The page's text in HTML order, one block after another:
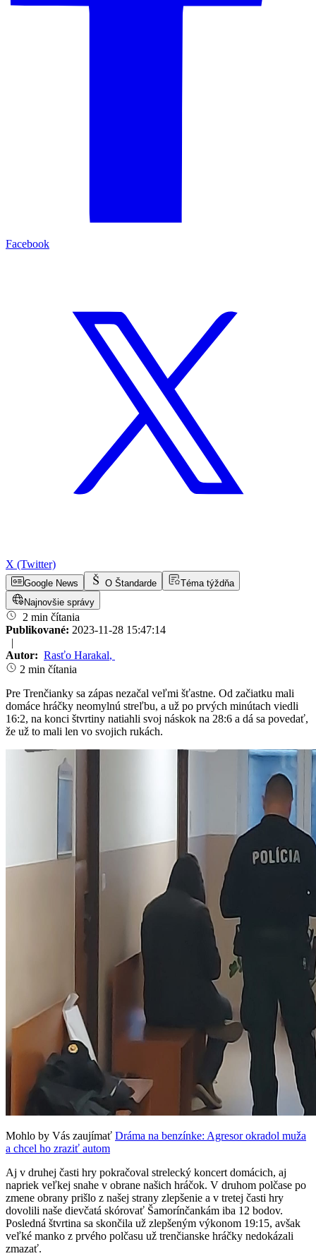
Facebook
X (Twitter)
Google News O Štandarde
Téma týždňa
Najnovšie správy
2 min čítania
Publikované: 2023-11-28 15:47:14
|
Autor: Rasťo Harakal,
2 min čítania
Pre Trenčianky sa zápas nezačal veľmi šťastne. Od začiatku mali
domáce hráčky neomylnú streľbu, a už po prvých minútach viedli
16:2, na konci štvrtiny natiahli svoj náskok na 28:6 a dá sa povedať,
že už to mali len vo svojich rukách.
Mohlo by Vás zaujímať Dráma na benzínke: Agresor okradol muža
a chcel ho zraziť autom
Aj v druhej časti hry pokračoval strelecký koncert domácich, aj
napriek veľkej snahe v obrane našich hráčok. V druhom polčase po
zmene obrany prišlo z našej strany zlepšenie a v tretej časti hry
dovolili naše dievčatá skórovať Šamorínčankám iba 12 bodov.
Posledná štvrtina sa skončila už zlepšeným výkonom 19:15, avšak
veľké manko z prvého polčasu už trenčianske hráčky nedokázali
zmazať.